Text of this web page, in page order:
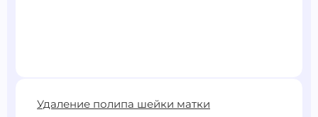
6500 ₽
Удаление полипа шейки матки